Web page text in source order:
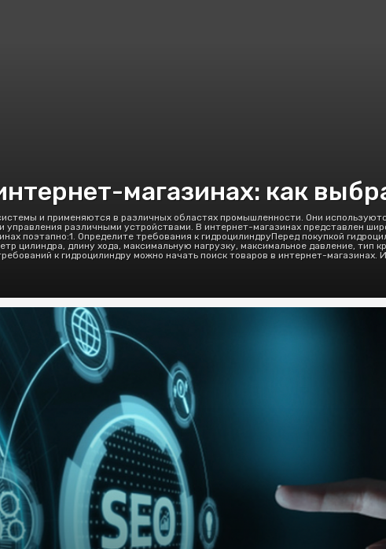
магазинах: как
и применяются в различных областях промышленности. Они
различными устройствами. В интернет-магазинах представлен
поэтапно:1. Определите требования к гидроцилиндруПеред покупкой
цилиндра, длину хода, максимальную нагрузку, максимальное давление, тип
к гидроцилиндру можно начать поиск товаров в интернет-магазинах.